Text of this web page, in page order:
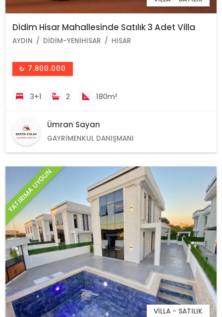
Didim Hisar Mahallesinde Satılık 3 Adet Villa
AYDIN DIDIM-YENIHISAR HISAR
₺ 7.800.000
3+1 2 180m²
Ümran Sayan
GAYRIMENKUL DANIŞMANI
YATIRIMA UYGUN
VILLA - SATILIK